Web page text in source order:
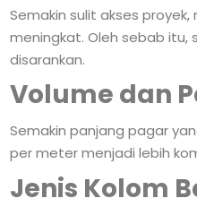
Semakin sulit akses
meningkat. Oleh sebab itu,
disarankan.
Volume dan
Semakin panjang pagar
per meter menjadi lebih
Jenis Kolom